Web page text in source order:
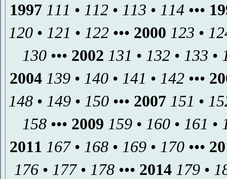
1997 111 • 112• 113 • 114•••
120 • 121 • 122 ••• 2000 123 •
130••• 2002 131 • 132• 133 •
2004 139• 140• 141 • 142•••
148 • 149 • 150 ••• 2007 151 •
158••• 2009 159• 160• 161 •
2011 167• 168• 169• 170•••
176 • 177• 178 ••• 2014 179 •